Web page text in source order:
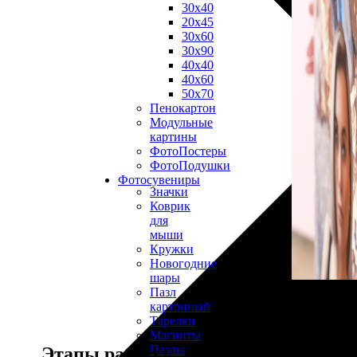
30х40
20х45
30х60
30х90
40х40
40х60
50х70
Пенокартон
Модульные
картины
ФотоПостеры
ФотоПодушки
Фотоcувениры
Значки
Коврик
для
мыши
Кружки
Новогодние
шары
Пазл
картонный
Тарелки
Магниты
Пазлы